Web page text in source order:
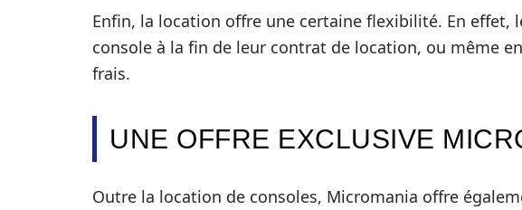
Enfin, la location offre une certaine flexibilité. En effet,
console à la fin de leur contrat de location, ou même
frais.
UNE OFFRE EXCLUSIVE
Outre la location de consoles, Micromania offre